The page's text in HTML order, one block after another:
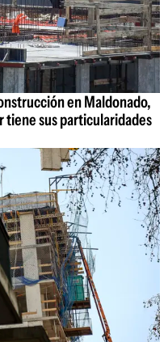
en Maldonado,
sus particularidades